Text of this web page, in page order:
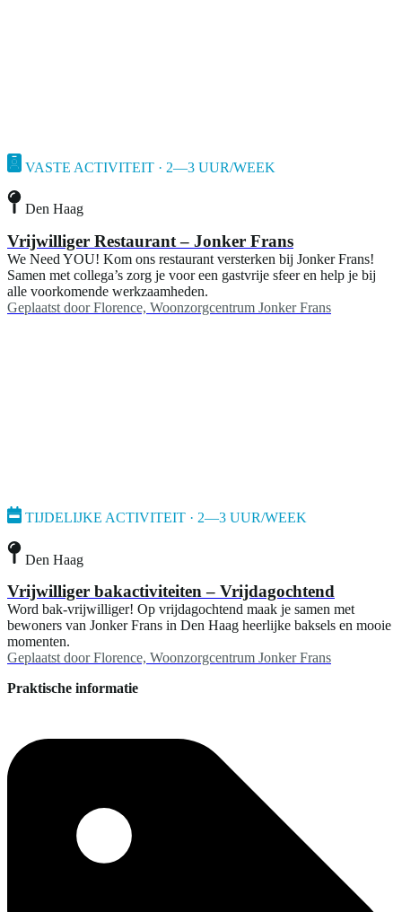
VASTE ACTIVITEIT · 2—3 UUR/WEEK
Den Haag
Vrijwilliger Restaurant – Jonker Frans
We Need YOU! Kom ons restaurant versterken bij Jonker Frans!
Samen met collega’s zorg je voor een gastvrije sfeer en help je bij
alle voorkomende werkzaamheden.
Geplaatst door Florence, Woonzorgcentrum Jonker Frans
TIJDELIJKE ACTIVITEIT · 2—3 UUR/WEEK
Den Haag
Vrijwilliger bakactiviteiten – Vrijdagochtend
Word bak-vrijwilliger! Op vrijdagochtend maak je samen met
bewoners van Jonker Frans in Den Haag heerlijke baksels en mooie
momenten.
Geplaatst door Florence, Woonzorgcentrum Jonker Frans
Praktische informatie